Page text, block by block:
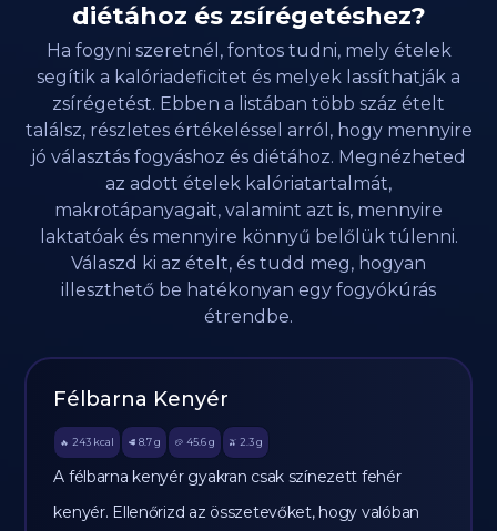
diétához és zsírégetéshez?
Ha fogyni szeretnél, fontos tudni, mely ételek
segítik a kalóriadeficitet és melyek lassíthatják a
zsírégetést. Ebben a listában több száz ételt
találsz, részletes értékeléssel arról, hogy mennyire
jó választás fogyáshoz és diétához. Megnézheted
az adott ételek kalóriatartalmát,
makrotápanyagait, valamint azt is, mennyire
laktatóak és mennyire könnyű belőlük túlenni.
Válaszd ki az ételt, és tudd meg, hogyan
illeszthető be hatékonyan egy fogyókúrás
étrendbe.
Félbarna Kenyér
🔥 243 kcal 🥩 8.7 g 🥔 45.6g 🫒 2.3 g
A félbarna kenyér gyakran csak színezett fehér
kenyér. Ellenőrizd az összetevőket, hogy valóban